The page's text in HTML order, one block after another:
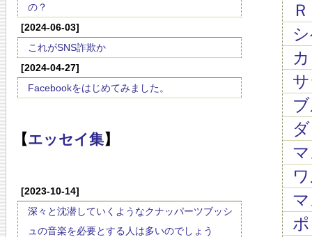
の？
[2024-06-03]
これがSNS詐欺か
[2024-04-27]
Facebookをはじめてみました。
【エッセイ集】
[2023-10-14]
深々と沈潜していくようなクナッパーツブッシ
ュの音楽を必要とする人は多いのでしょう